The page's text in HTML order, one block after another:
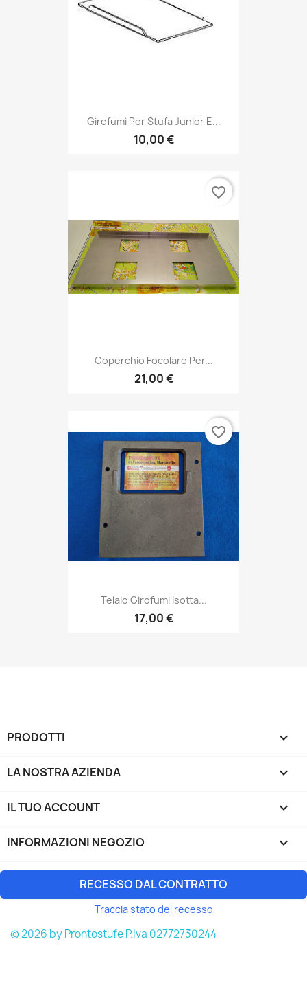
Girofumi Per Stufa Junior E...
10,00 €
Coperchio Focolare Per...
21,00 €
favorite_border
Telaio Girofumi Isotta...
17,00 €
favorite_border
PRODOTTI 
LA NOSTRA AZIENDA 
IL TUO ACCOUNT 
INFORMAZIONI NEGOZIO keyboard_arrow_down
RECESSO DAL CONTRATTO
Traccia stato del recesso
© 2026 by Prontostufe P.Iva 02772730244